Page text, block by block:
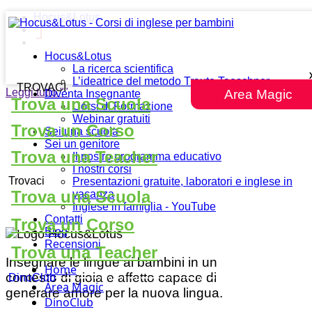
Hocus&Lotus
La ricerca scientifica
L’ideatrice del metodo Traute Taeschner
Diventa Insegnante
Corsi di Formazione
Webinar gratuiti
Sei una scuola
Sei un genitore
Il nostro programma educativo
I nostri corsi
Presentazioni gratuite, laboratori e inglese in
vacanza
Inglese in famiglia - YouTube
Contatti
Blog
Recensioni
Home
Area Magic
DinoClub
Area Magic
TROVACI
Trova una Scuola
Trova un Corso
Trova una Teacher
Trovaci
Trova una Scuola
Trova un Corso
Trova una Teacher
DinoClub
Hocus&Lotus
Leggi tutto""
Insegnare le lingue ai bambini in un
contesto di gioia e affetto capace di
generare amore per la nuova lingua.